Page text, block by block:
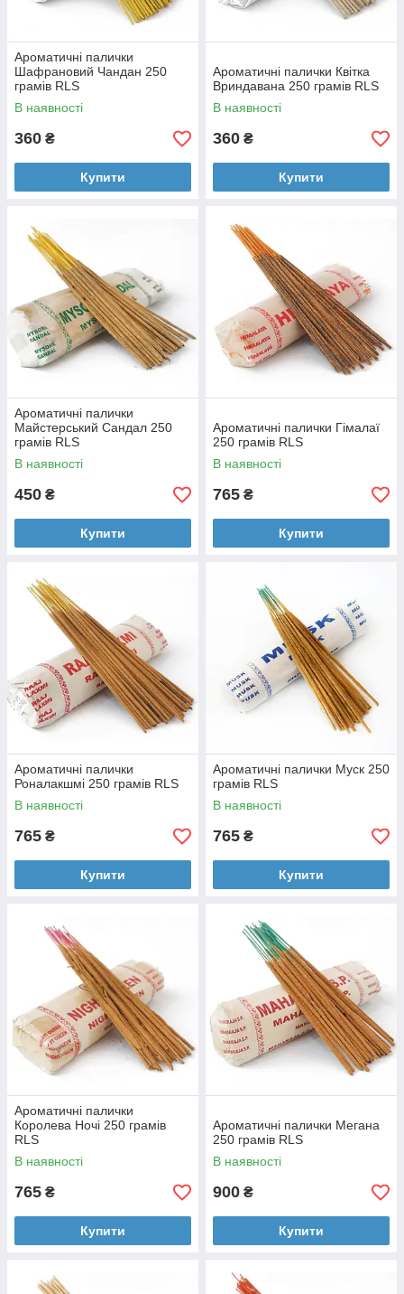
Ароматичні палички
Шафрановий Чандан 250
грамів RLS
В наявності
360 ₴
Купити
Ароматичні палички Квітка
Вриндавана 250 грамів RLS
В наявності
360 ₴
Купити
Ароматичні палички
Майстерський Сандал 250
грамів RLS
В наявності
450 ₴
Купити
Ароматичні палички Гімалаї
250 грамів RLS
В наявності
765 ₴
Купити
Ароматичні палички
Роналакшмі 250 грамів RLS
В наявності
765 ₴
Купити
Ароматичні палички Муск 250
грамів RLS
В наявності
765 ₴
Купити
Ароматичні палички
Королева Ночі 250 грамів
RLS
В наявності
765 ₴
Купити
Ароматичні палички Мегана
250 грамів RLS
В наявності
900 ₴
Купити